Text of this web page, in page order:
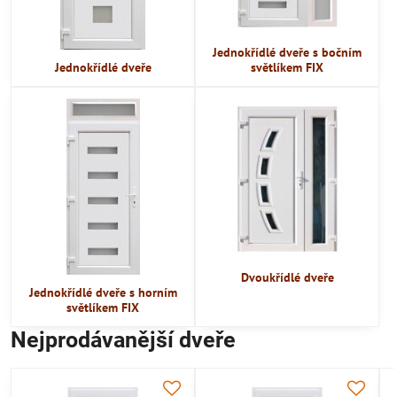
Jednokřídlé dveře
Jednokřídlé dveře s bočním
světlíkem FIX
Jednokřídlé dveře s horním
světlíkem FIX
Dvoukřídlé dveře
Nejprodávanější dveře